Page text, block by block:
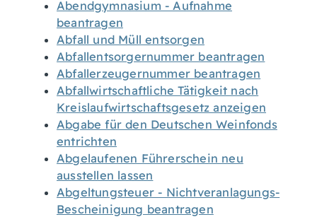
Abendgymnasium - Aufnahme
beantragen
Abfall und Müll entsorgen
Abfallentsorgernummer beantragen
Abfallerzeugernummer beantragen
Abfallwirtschaftliche Tätigkeit nach
Kreislaufwirtschaftsgesetz anzeigen
Abgabe für den Deutschen Weinfonds
entrichten
Abgelaufenen Führerschein neu
ausstellen lassen
Abgeltungsteuer - Nichtveranlagungs-
Bescheinigung beantragen